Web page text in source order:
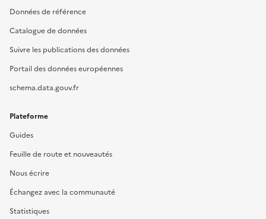
Données de référence
Catalogue de données
Suivre les publications des données
Portail des données européennes
schema.data.gouv.fr
Plateforme
Guides
Feuille de route et nouveautés
Nous écrire
Échangez avec la communauté
Statistiques